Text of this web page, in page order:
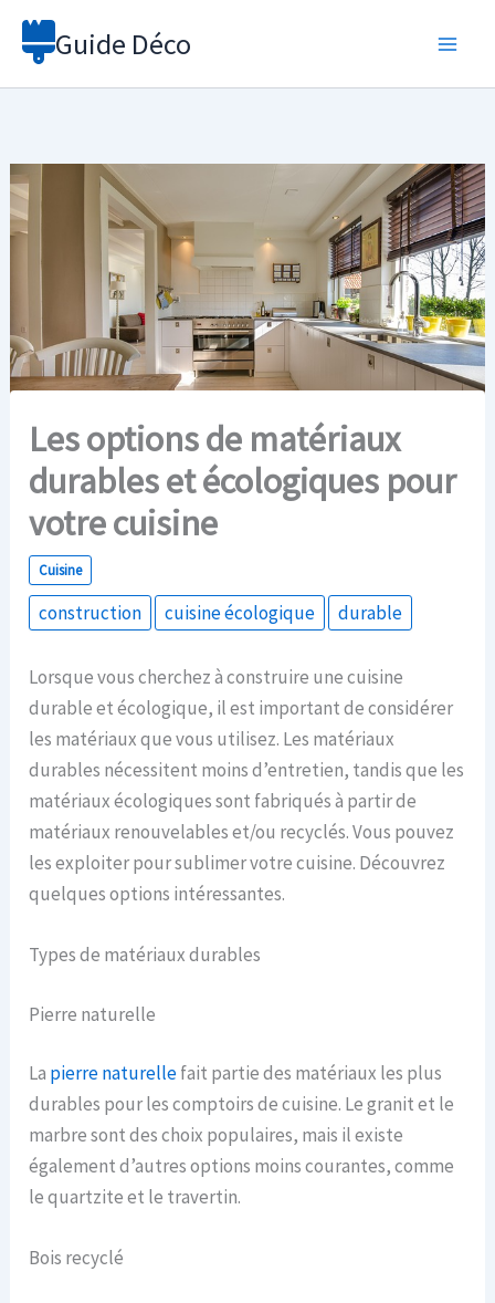
Aller
Guide Déco
Les options de matériaux
durables et écologiques pour
votre cuisine
Cuisine
construction cuisine écologique durable
Lorsque vous cherchez à construire une cuisine
durable et écologique, il est important de considérer
les matériaux que vous utilisez. Les matériaux
durables nécessitent moins d’entretien, tandis que les
matériaux écologiques sont fabriqués à partir de
matériaux renouvelables et/ou recyclés. Vous pouvez
les exploiter pour sublimer votre cuisine. Découvrez
quelques options intéressantes.
Types de matériaux durables
Pierre naturelle
La pierre naturellefait partie des matériaux les plus
durables pour les comptoirs de cuisine. Le granit et le
marbre sont des choix populaires, mais il existe
également d’autres options moins courantes, comme
le quartzite et le travertin.
Bois recyclé